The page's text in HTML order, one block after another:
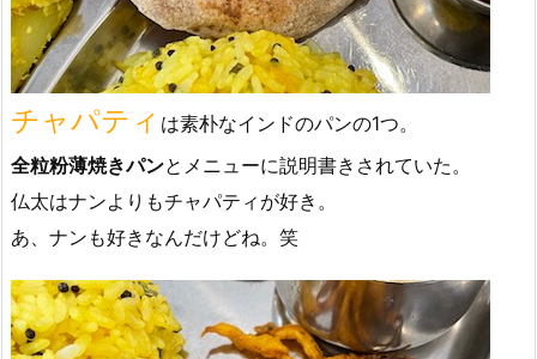
チャパティ は素朴なインドのパンの1つ。
全粒粉薄焼きパンとメニューに説明書きされていた。
仏太はナンよりもチャパティが好き。
あ、ナンも好きなんだけどね。笑